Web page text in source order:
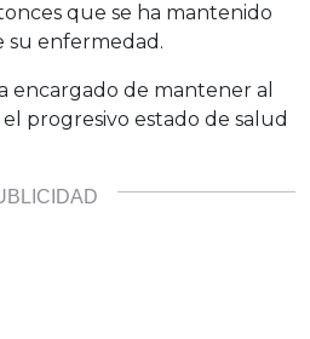
que se ha mantenido
su enfermedad.
encargado de mantener al
progresivo estado de salud